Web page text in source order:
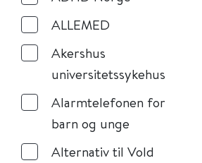
ALLEMED
Akershus
universitetssykehus
Alarmtelefonen for
barn og unge
Alternativ til Vold